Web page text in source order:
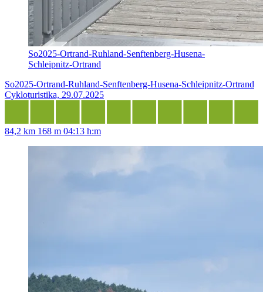
So2025-Ortrand-Ruhland-Senftenberg-Husena-
Schleipnitz-Ortrand
So2025-Ortrand-Ruhland-Senftenberg-Husena-Schleipnitz-Ortrand
Cykloturistika, 29.07.2025
84,2 km 168 m 04:13 h:m